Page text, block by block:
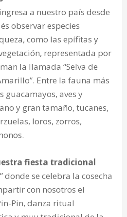
a nuestro país desde
observar especies
como las epífitas y
representada por
la llamada “Selva de
Entre la fauna más
guacamayos, aves y
y gran tamaño, tucanes,
loros, zorros,
fiesta tradicional
donde se celebra la cosecha
con nosotros el
Pin, danza ritual